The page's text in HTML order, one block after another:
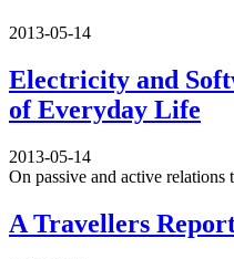
2013-05-14
Electricity and
of Everyday Life
2013-05-14
On passive and active relations
A Travellers